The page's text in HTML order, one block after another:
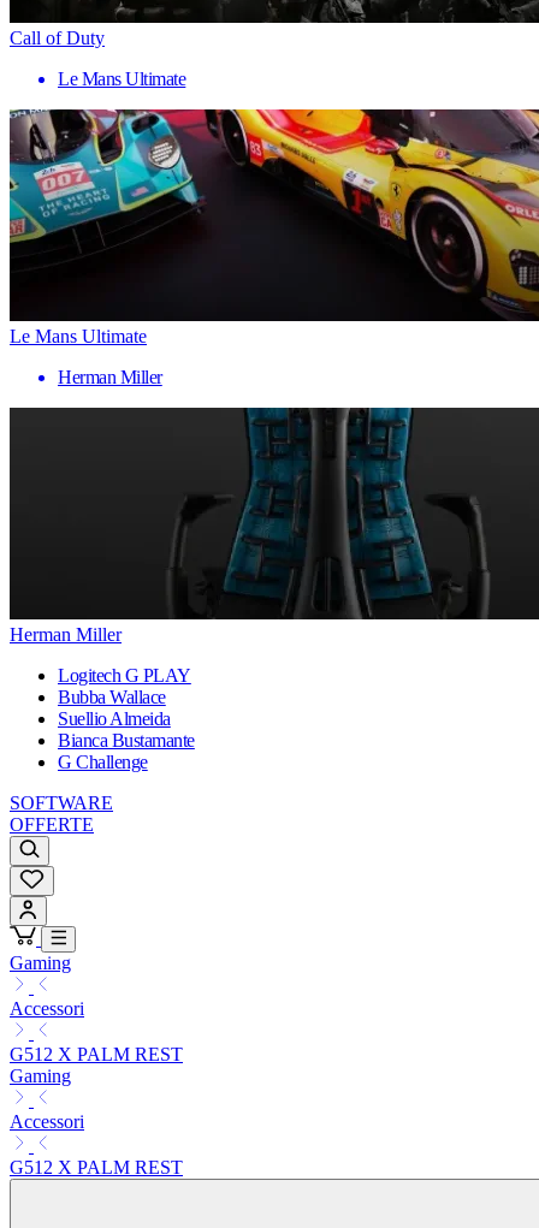
Call of Duty
Le Mans Ultimate
Le Mans Ultimate
Herman Miller
Herman Miller
Logitech G PLAY
Bubba Wallace
Suellio Almeida
Bianca Bustamante
G Challenge
SOFTWARE
OFFERTE
Gaming
Accessori
G512 X PALM REST
Gaming
Accessori
G512 X PALM REST